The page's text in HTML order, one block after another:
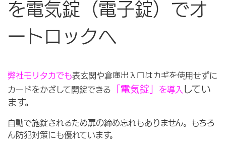
を電気錠（電子錠）でオ
ートロックへ
弊社モリタカでも表玄関や倉庫出入口はカギを使用せずに
カードをかざして開錠できる 「電気錠」 を導入 してい
ます。
自動で施錠されるため扉の締め忘れもありません。もちろ
ん防犯対策にも優れています。